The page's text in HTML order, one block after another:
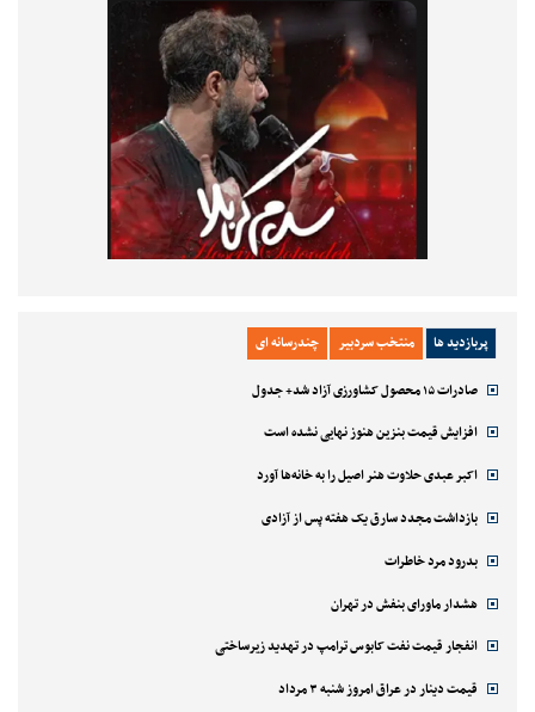
پربازدید ها منتخب سردبیر چندرسانه ای
صادرات ۱۵ محصول کشاورزی آزاد شد+ جدول
افزایش قیمت بنزین هنوز نهایی نشده است
اکبر عبدی حلاوت هنر اصیل را به خانه‌ها آورد
بازداشت مجدد سارق یک هفته پس از آزادی
بدرود مرد خاطرات
هشدار ماورای بنفش در تهران
انفجار قیمت نفت کابوس ترامپ در تهدید زیرساختی
قیمت دینار در عراق امروز شنبه ۳ مرداد